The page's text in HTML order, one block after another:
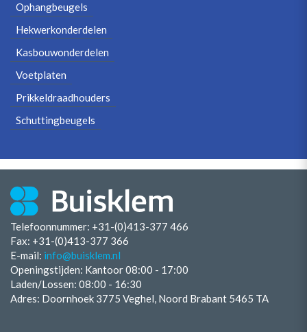
Ophangbeugels
Hekwerkonderdelen
Kasbouwonderdelen
Voetplaten
Prikkeldraadhouders
Schuttingbeugels
Telefoonnummer: +31-(0)413-377 466
Fax: +31-(0)413-377 366
E-mail: info@buisklem.nl
Openingstijden: Kantoor 08:00 - 17:00
Laden/Lossen: 08:00 - 16:30
Adres: Doornhoek 3775 Veghel, Noord Brabant 5465 TA